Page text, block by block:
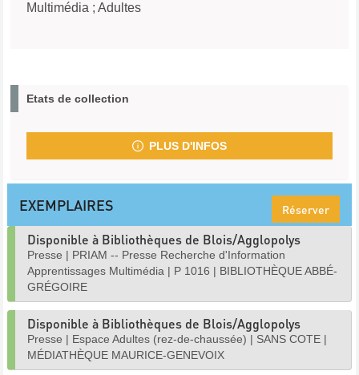
Multimédia ; Adultes
Etats de collection
PLUS D'INFOS
EXEMPLAIRES Réserver
Disponible à Bibliothèques de Blois/Agglopolys
Presse | PRIAM -- Presse Recherche d'Information
Apprentissages Multimédia | P 1016 | BIBLIOTHÈQUE ABBÉ-
GRÉGOIRE
Disponible à Bibliothèques de Blois/Agglopolys
Presse | Espace Adultes (rez-de-chaussée) | SANS COTE |
MÉDIATHÈQUE MAURICE-GENEVOIX